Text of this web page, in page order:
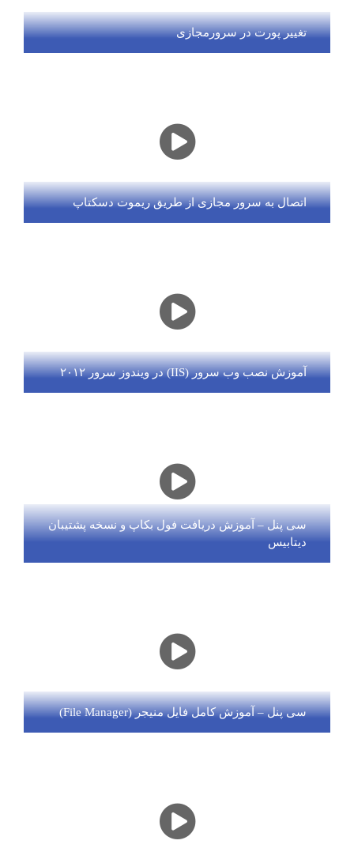
تغییر پورت در سرورمجازی
اتصال به سرور مجازی از طریق ریموت دسکتاپ
آموزش نصب وب سرور (IIS) در ویندوز سرور ۲۰۱۲
سی پنل – آموزش دریافت فول بکاپ و نسخه پشتیبان
دیتابیس
سی پنل – آموزش کامل فایل منیجر (File Manager)